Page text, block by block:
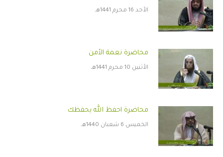
الأحد 16 محرم 1441هـ
محاضرة نعمة الأمن
الأثنين 10 محرم 1441هـ
محاضرة احفظ الله يحفظك
الخميس 6 شعبان 1440هـ